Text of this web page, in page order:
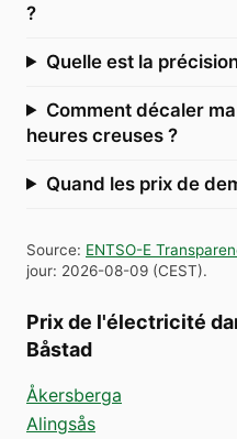
?
Quelle est la
Comment décaler
heures creuses ?
Quand les prix de
Source: ENTSO-E
jour: 2026-08-09 (CEST).
Prix de l'électricité
Båstad
Åkersberga
Alingsås